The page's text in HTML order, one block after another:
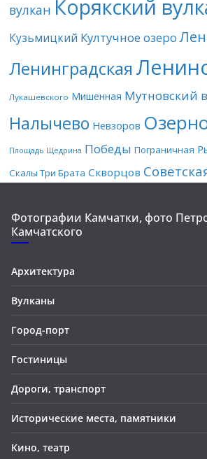
вулкан Корякский
Кузьмицкий Култучное озеро
Ленинградская
Лукашевского Мишенная Мутновский
Налычево Невзоров
Площадь Щедрина Победы Пограничная
Скалы Три Брата Скворцов
Фотографии Камчатки, фото
Камчатского
Архитектура
Вулканы
Город-порт
Гостиницы
Дороги, транспорт
Исторические места, памятники
Кино, театр